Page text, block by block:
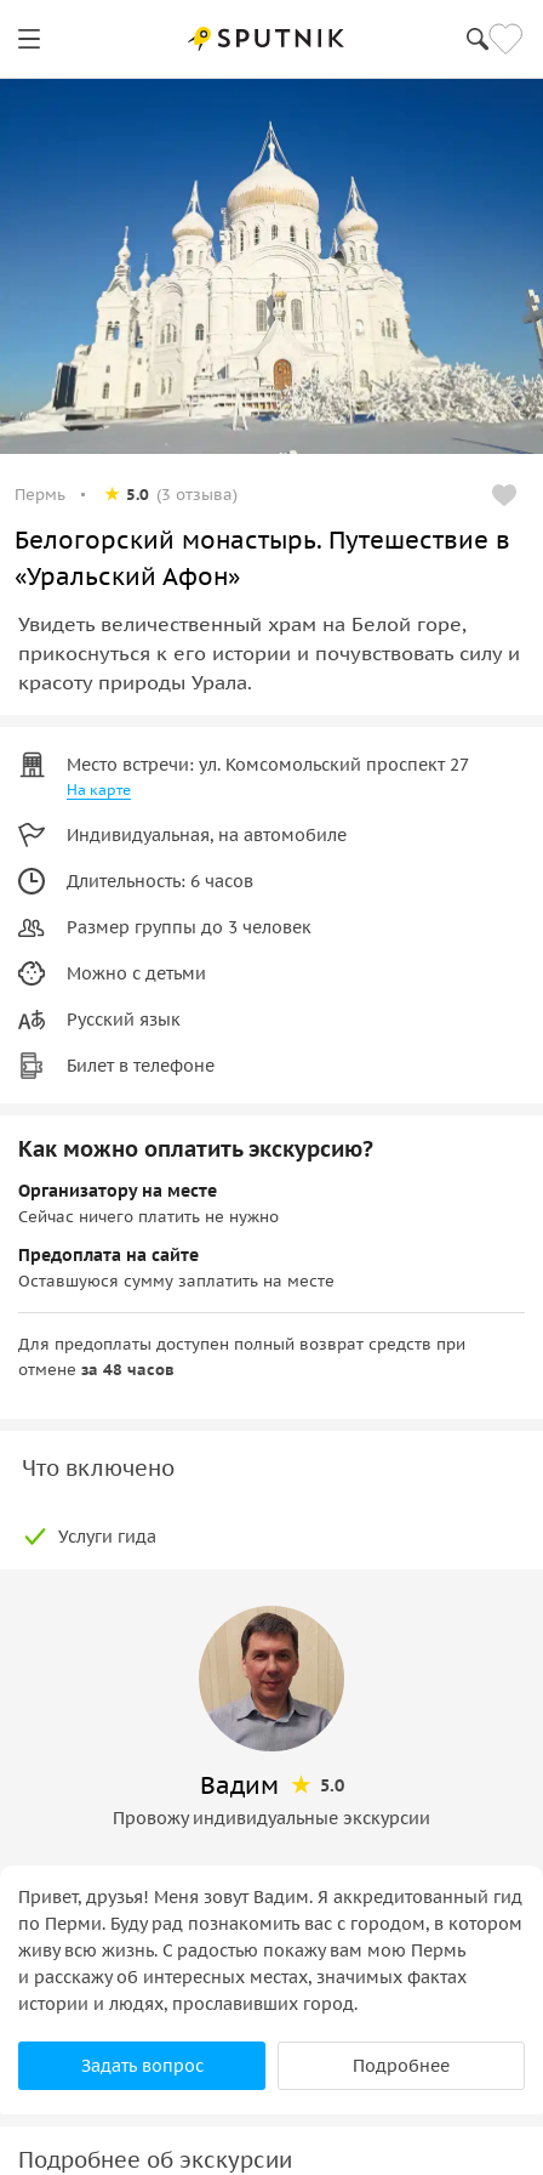
Пермь 5.0 (3 отзыва)
Белогорский монастырь. Путешествие в
«Уральский Афон»
Увидеть величественный храм на Белой горе,
прикоснуться к его истории и почувствовать силу и
красоту природы Урала.
Место встречи: ул. Комсомольский проспект 27
На карте
Индивидуальная, на автомобиле
Длительность: 6 часов
Размер группы до 3 человек
Можно с детьми
Русский язык
Билет в телефоне
Как можно оплатить экскурсию?
Организатору на месте
Сейчас ничего платить не нужно
Предоплата на сайте
Оставшуюся сумму заплатить на месте
Для предоплаты доступен полный возврат средств при
отмене за 48 часов
Что включено
Услуги гида
Вадим
5.0
Провожу индивидуальные экскурсии
Привет, друзья! Меня зовут Вадим. Я аккредитованный гид
по Перми. Буду рад познакомить вас с городом, в котором
живу всю жизнь. С радостью покажу вам мою Пермь
и расскажу об интересных местах, значимых фактах
истории и людях, прославивших город.
Задать вопрос Подробнее
Подробнее об экскурсии